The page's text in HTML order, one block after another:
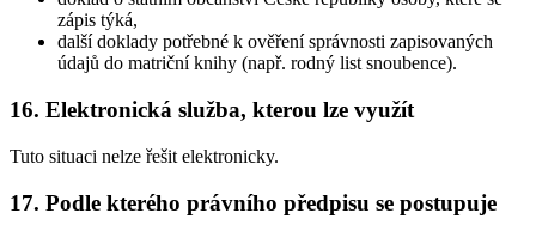
zápis týká,
další doklady potřebné k ověření správnosti zapisovaných
údajů do matriční knihy (např. rodný list snoubence).
16. Elektronická služba, kterou lze využít
Tuto situaci nelze řešit elektronicky.
17. Podle kterého právního předpisu se postupuje